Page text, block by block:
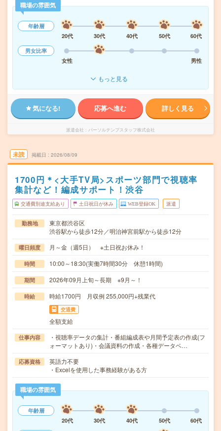
職場の雰囲気
年齢層
20代
30代 40代 50代
60代
男女比率
女性
男性
もっと見る
気になる! 応募へ進む 詳しく見る
派遣会社 パーソルテンプスタッフ株式会社
未読 掲載日 2026/08/09
1700円＊<大手TV局>スポーツ部門で視聴率
集計など！編成サポート！渋谷
交通費別途支給あり 土日祝日が休み WEB登録OK 派遣
勤務地
東京都渋谷区
渋谷駅から徒歩12分／明治神宮前駅から徒歩12分
曜日頻度 月～金（週5日） ※土日祝お休み！
時間 10:00～18:30(実働7時間30分 休憩1時間)
期間 2026年09月上旬～長期 ※9月～！
時給 時給1700円 月収例 255,000円+残業代
交通費
全額支給
仕事内容
・視聴率データの集計・番組編成表や月間予定表の作成(フ
ォーマットあり)・会議資料の作成・各種データベ…
応募資格
英語力不要
・Excelを使用した事務経験がある方
職場の雰囲気
年齢層
20代
30代 40代 50代
60代